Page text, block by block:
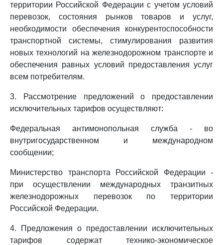
территории Российской Федерации с учетом условий
перевозок, состояния рынков товаров и услуг,
необходимости обеспечения конкурентоспособности
транспортной системы, стимулирования развития
новых технологий на железнодорожном транспорте и
обеспечения равных условий предоставления услуг
всем потребителям.
3. Рассмотрение предложений о предоставлении
исключительных тарифов осуществляют:
Федеральная антимонопольная служба - во
внутригосударственном и международном
сообщении;
Министерство транспорта Российской Федерации -
при осуществлении международных транзитных
железнодорожных перевозок по территории
Российской Федерации.
4. Предложения о предоставлении исключительных
тарифов содержат технико-экономическое